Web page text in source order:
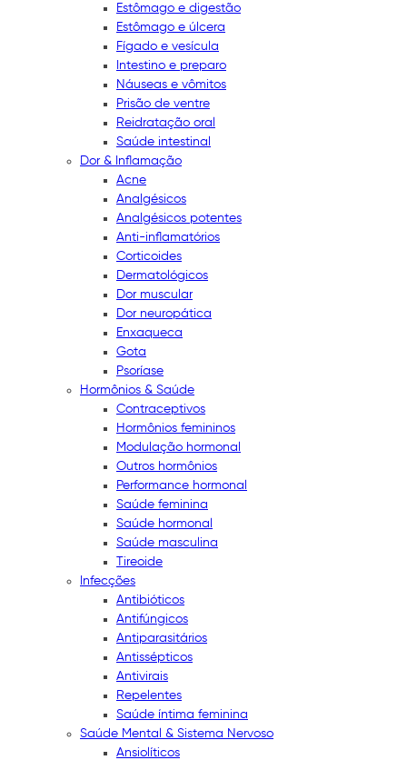
Estômago e digestão
Estômago e úlcera
Fígado e vesícula
Intestino e preparo
Náuseas e vômitos
Prisão de ventre
Reidratação oral
Saúde intestinal
Dor & Inflamação
Acne
Analgésicos
Analgésicos potentes
Anti-inflamatórios
Corticoides
Dermatológicos
Dor muscular
Dor neuropática
Enxaqueca
Gota
Psoríase
Hormônios & Saúde
Contraceptivos
Hormônios femininos
Modulação hormonal
Outros hormônios
Performance hormonal
Saúde feminina
Saúde hormonal
Saúde masculina
Tireoide
Infecções
Antibióticos
Antifúngicos
Antiparasitários
Antissépticos
Antivirais
Repelentes
Saúde íntima feminina
Saúde Mental & Sistema Nervoso
Ansiolíticos